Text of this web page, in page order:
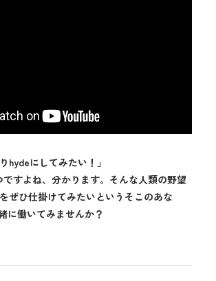
hydeにしてみたい！」
ですよね、分かります。そんな人類の野望
ぜひ仕掛けてみたいというそこのあな
に働いてみませんか？